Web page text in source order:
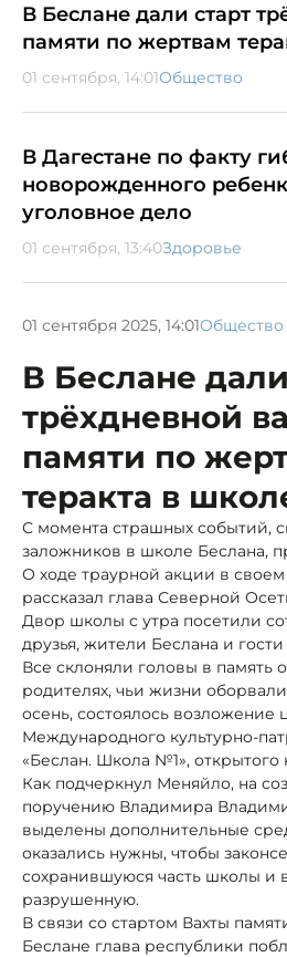
В Беслане дали старт
памяти по жертвам
01 сентября, 14:01Общество
В Дагестане по факту
новорожденного
уголовное дело
01 сентября, 13:40Здоровье
01 сентября 2025, 14:01Общество
В Беслане
трёхдневной
памяти по
теракта в
С момента страшных событий,
заложников в школе Беслана,
О ходе траурной акции в своем
рассказал глава Северной
Двор школы с утра посетили
друзья, жители Беслана и
Все склоняли головы в память
родителях, чьи жизни
осень, состоялось
Международного культурно-
«Беслан. Школа №1», открытого
Как подчеркнул Меняйло, на
поручению Владимира
выделены дополнительные
оказались нужны, чтобы
сохранившуюся часть школы и
разрушенную.
В связи со стартом Вахты
Беслане глава республики